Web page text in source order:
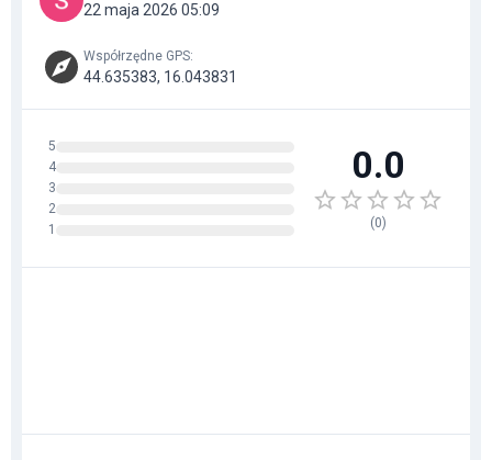
22 maja 2026 05:09
Współrzędne GPS:
44.635383, 16.043831
5
4
3
2
1
0.0
(0)